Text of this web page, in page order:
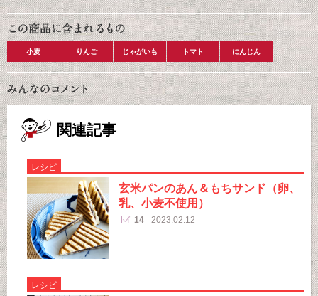
小麦 りんご じゃがいも トマト にんじん
関連記事
レシピ
玄米パンのあん＆もちサンド（卵、
乳、小麦不使用）
14 2023.02.12
レシピ